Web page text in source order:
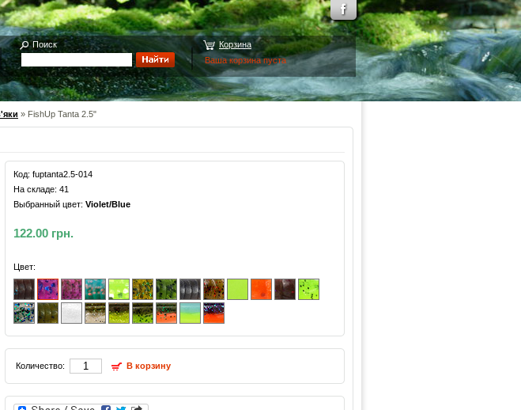
Поиск
Корзина
Ваша корзина пуста
» FishUp Tanta 2.5"
Код: fuptanta2.5-014
На складе: 41
Выбранный цвет: Violet/Blue
122.00 грн.
Цвет:
Количество: В корзину